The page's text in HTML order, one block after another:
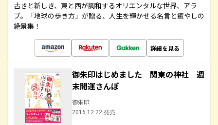
古きと新しき、東と西が調和するオリエンタルな世界、アラ
ブ。「地球の歩き方」が贈る、人生を輝かせる名言と癒やしの
絶景集！
詳細を見る
御朱印はじめました 関東の神社 週
末開運さんぽ
御朱印
2016.12.22 発売